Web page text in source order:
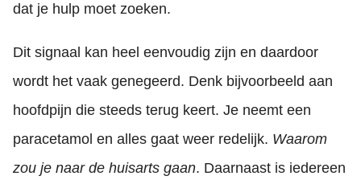
dat je hulp moet zoeken.
Dit signaal kan heel eenvoudig zijn en daardoor
wordt het vaak genegeerd. Denk bijvoorbeeld aan
hoofdpijn die steeds terug keert. Je neemt een
paracetamol en alles gaat weer redelijk. Waarom
zou je naar de huisarts gaan. Daarnaast is iedereen